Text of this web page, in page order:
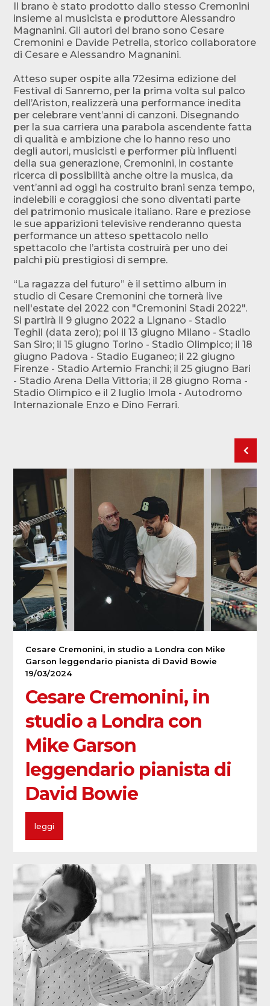
Il brano è stato prodotto dallo stesso Cremonini
insieme al musicista e produttore Alessandro
Magnanini. Gli autori del brano sono Cesare
Cremonini e Davide Petrella, storico collaboratore
di Cesare e Alessandro Magnanini.
Atteso super ospite alla 72esima edizione del
Festival di Sanremo, per la prima volta sul palco
dell’Ariston, realizzerà una performance inedita
per celebrare vent’anni di canzoni. Disegnando
per la sua carriera una parabola ascendente fatta
di qualità e ambizione che lo hanno reso uno
degli autori, musicisti e performer più influenti
della sua generazione, Cremonini, in costante
ricerca di possibilità anche oltre la musica, da
vent’anni ad oggi ha costruito brani senza tempo,
indelebili e coraggiosi che sono diventati parte
del patrimonio musicale italiano. Rare e preziose
le sue apparizioni televisive renderanno questa
performance un atteso spettacolo nello
spettacolo che l’artista costruirà per uno dei
palchi più prestigiosi di sempre.
“La ragazza del futuro” è il settimo album in
studio di Cesare Cremonini che tornerà live
nell'estate del 2022 con "Cremonini Stadi 2022".
Si partirà il 9 giugno 2022 a Lignano - Stadio
Teghil (data zero); poi il 13 giugno Milano - Stadio
San Siro; il 15 giugno Torino - Stadio Olimpico; il 18
giugno Padova - Stadio Euganeo; il 22 giugno
Firenze - Stadio Artemio Franchi; il 25 giugno Bari
- Stadio Arena Della Vittoria; il 28 giugno Roma -
Stadio Olimpico e il 2 luglio Imola - Autodromo
Internazionale Enzo e Dino Ferrari.
Cesare Cremonini, in studio a Londra con Mike
Garson leggendario pianista di David Bowie
19/03/2024
Cesare Cremonini, in
studio a Londra con
Mike Garson
leggendario pianista di
David Bowie
leggi